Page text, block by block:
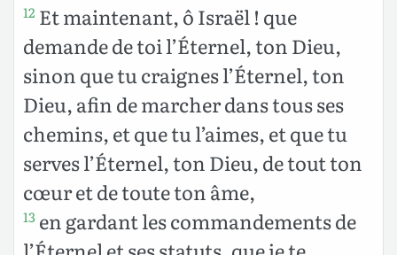
12 Et maintenant, ô Israël ! que
demande de toi l’Éternel, ton Dieu,
sinon que tu craignes l’Éternel, ton
Dieu, afin de marcher dans tous ses
chemins, et que tu l’aimes, et que tu
serves l’Éternel, ton Dieu, de tout ton
cœur et de toute ton âme,
13 en gardant les commandements de